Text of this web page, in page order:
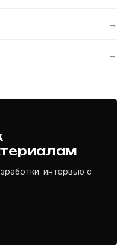
→
→
интервью с